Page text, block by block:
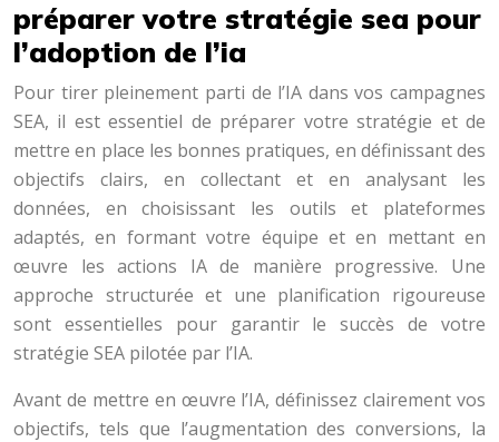
préparer votre stratégie sea pour
l’adoption de l’ia
Pour tirer pleinement parti de l’IA dans vos campagnes
SEA, il est essentiel de préparer votre stratégie et de
mettre en place les bonnes pratiques, en définissant des
objectifs clairs, en collectant et en analysant les
données, en choisissant les outils et plateformes
adaptés, en formant votre équipe et en mettant en
œuvre les actions IA de manière progressive. Une
approche structurée et une planification rigoureuse
sont essentielles pour garantir le succès de votre
stratégie SEA pilotée par l’IA.
Avant de mettre en œuvre l’IA, définissez clairement vos
objectifs, tels que l’augmentation des conversions, la